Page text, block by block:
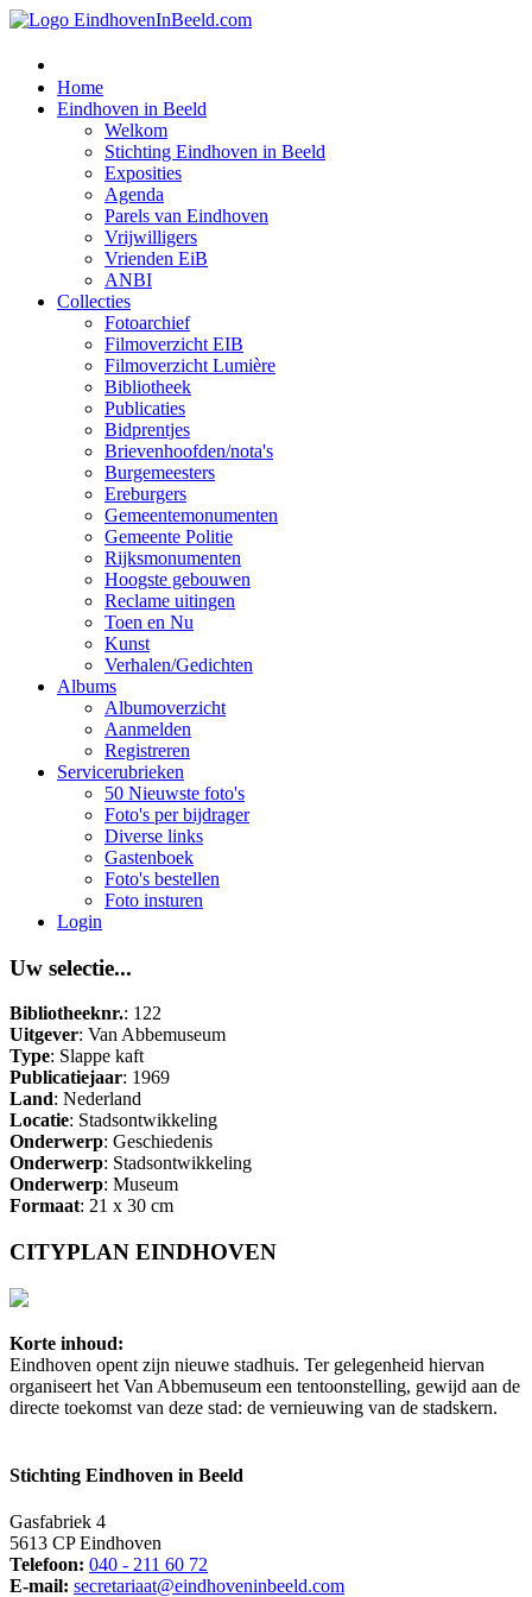
Home
Eindhoven in Beeld
Welkom
Stichting Eindhoven in Beeld
Exposities
Agenda
Parels van Eindhoven
Vrijwilligers
Vrienden EiB
ANBI
Collecties
Fotoarchief
Filmoverzicht EIB
Filmoverzicht Lumière
Bibliotheek
Publicaties
Bidprentjes
Brievenhoofden/nota's
Burgemeesters
Ereburgers
Gemeentemonumenten
Gemeente Politie
Rijksmonumenten
Hoogste gebouwen
Reclame uitingen
Toen en Nu
Kunst
Verhalen/Gedichten
Albums
Albumoverzicht
Aanmelden
Registreren
Servicerubrieken
50 Nieuwste foto's
Foto's per bijdrager
Diverse links
Gastenboek
Foto's bestellen
Foto insturen
Login
Uw selectie...
Bibliotheeknr.: 122
Uitgever: Van Abbemuseum
Type: Slappe kaft
Publicatiejaar: 1969
Land: Nederland
Locatie: Stadsontwikkeling
Onderwerp: Geschiedenis
Onderwerp: Stadsontwikkeling
Onderwerp: Museum
Formaat: 21 x 30 cm
CITYPLAN EINDHOVEN
Korte inhoud:
Eindhoven opent zijn nieuwe stadhuis. Ter gelegenheid hiervan
organiseert het Van Abbemuseum een tentoonstelling, gewijd aan de
directe toekomst van deze stad: de vernieuwing van de stadskern.
Stichting Eindhoven in Beeld
Gasfabriek 4
5613 CP Eindhoven
Telefoon: 040 - 211 60 72
E-mail: secretariaat@eindhoveninbeeld.com